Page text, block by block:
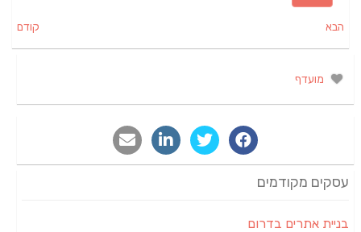
קודם הבא
מועדף
עסקים מקודמים
בניית אתרים בדרום